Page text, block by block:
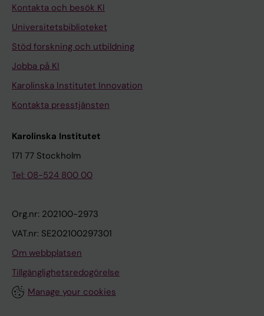
Kontakta och besök KI
Universitetsbiblioteket
Stöd forskning och utbildning
Jobba på KI
Karolinska Institutet Innovation
Kontakta presstjänsten
Karolinska Institutet
171 77 Stockholm
Tel: 08-524 800 00
Org.nr: 202100-2973
VAT.nr: SE202100297301
Om webbplatsen
Tillgänglighetsredogörelse
Manage your cookies